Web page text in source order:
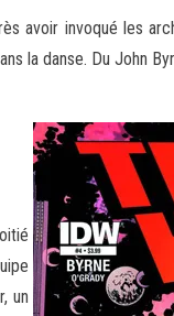
avoir invoqué les
la danse. Du John
un